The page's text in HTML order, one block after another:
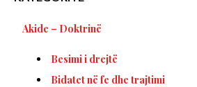
Akide – Doktrinë
Besimi i drejtë
Bidatet në fe dhe trajtimi